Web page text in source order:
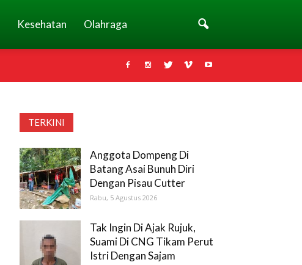
Kesehatan Olahraga
TERKINI
Anggota Dompeng Di
Batang Asai Bunuh Diri
Dengan Pisau Cutter
Rabu, 5 Agustus 2026
Tak Ingin Di Ajak Rujuk,
Suami Di CNG Tikam Perut
Istri Dengan Sajam